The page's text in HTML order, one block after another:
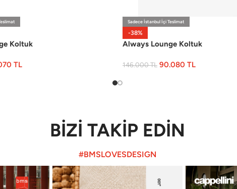
Koltuk
TL
-38%
Sadece İstanbul İçi Teslimat
Always Lounge Koltuk
146.000TL 90.080 TL
BİZİ TAKİP EDİN
#BMSLOVESDESIGN